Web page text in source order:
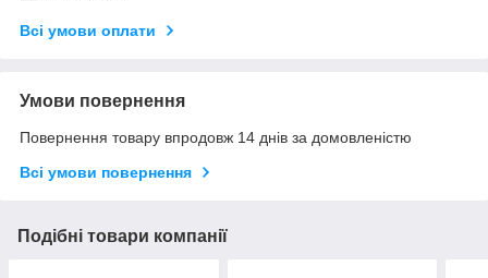
Всі умови оплати
Умови повернення
Повернення товару впродовж 14 днів за домовленістю
Всі умови повернення
Подібні товари компанії